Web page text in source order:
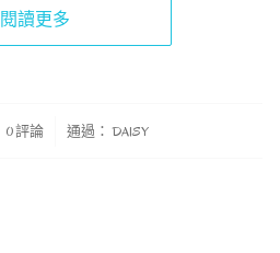
閱讀更多
0 評論 通過： DAISY